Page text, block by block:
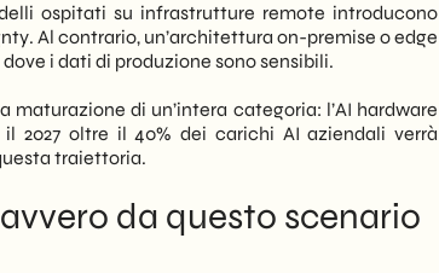
ospitati su infrastrutture remote introducono
Al contrario, un’architettura on-premise o edge
i dati di produzione sono sensibili.
di un’intera categoria: l’AI hardware
2027 oltre il 40% dei carichi AI aziendali verrà
traiettoria.
da questo scenario